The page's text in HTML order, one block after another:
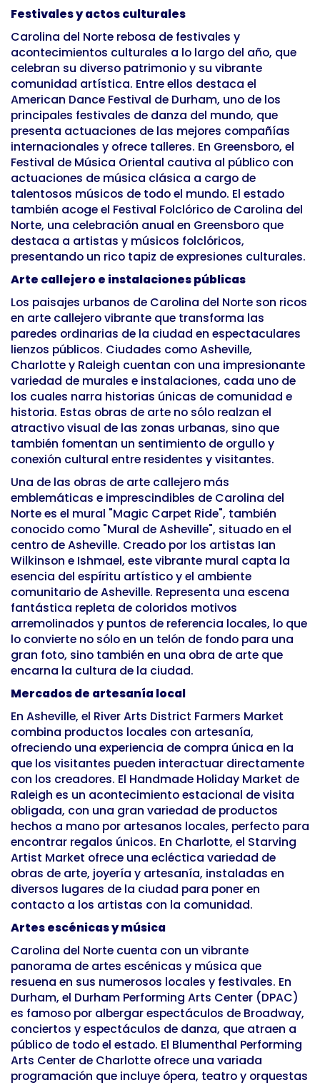
Festivales y actos culturales
Carolina del Norte rebosa de festivales y
acontecimientos culturales a lo largo del año, que
celebran su diverso patrimonio y su vibrante
comunidad artística. Entre ellos destaca el
American Dance Festival de Durham, uno de los
principales festivales de danza del mundo, que
presenta actuaciones de las mejores compañías
internacionales y ofrece talleres. En Greensboro, el
Festival de Música Oriental cautiva al público con
actuaciones de música clásica a cargo de
talentosos músicos de todo el mundo. El estado
también acoge el Festival Folclórico de Carolina del
Norte, una celebración anual en Greensboro que
destaca a artistas y músicos folclóricos,
presentando un rico tapiz de expresiones culturales.
Arte callejero e instalaciones públicas
Los paisajes urbanos de Carolina del Norte son ricos
en arte callejero vibrante que transforma las
paredes ordinarias de la ciudad en espectaculares
lienzos públicos. Ciudades como Asheville,
Charlotte y Raleigh cuentan con una impresionante
variedad de murales e instalaciones, cada uno de
los cuales narra historias únicas de comunidad e
historia. Estas obras de arte no sólo realzan el
atractivo visual de las zonas urbanas, sino que
también fomentan un sentimiento de orgullo y
conexión cultural entre residentes y visitantes.
Una de las obras de arte callejero más
emblemáticas e imprescindibles de Carolina del
Norte es el mural "Magic Carpet Ride", también
conocido como "Mural de Asheville", situado en el
centro de Asheville. Creado por los artistas Ian
Wilkinson e Ishmael, este vibrante mural capta la
esencia del espíritu artístico y el ambiente
comunitario de Asheville. Representa una escena
fantástica repleta de coloridos motivos
arremolinados y puntos de referencia locales, lo que
lo convierte no sólo en un telón de fondo para una
gran foto, sino también en una obra de arte que
encarna la cultura de la ciudad.
Mercados de artesanía local
En Asheville, el River Arts District Farmers Market
combina productos locales con artesanía,
ofreciendo una experiencia de compra única en la
que los visitantes pueden interactuar directamente
con los creadores. El Handmade Holiday Market de
Raleigh es un acontecimiento estacional de visita
obligada, con una gran variedad de productos
hechos a mano por artesanos locales, perfecto para
encontrar regalos únicos. En Charlotte, el Starving
Artist Market ofrece una ecléctica variedad de
obras de arte, joyería y artesanía, instaladas en
diversos lugares de la ciudad para poner en
contacto a los artistas con la comunidad.
Artes escénicas y música
Carolina del Norte cuenta con un vibrante
panorama de artes escénicas y música que
resuena en sus numerosos locales y festivales. En
Durham, el Durham Performing Arts Center (DPAC)
es famoso por albergar espectáculos de Broadway,
conciertos y espectáculos de danza, que atraen a
público de todo el estado. El Blumenthal Performing
Arts Center de Charlotte ofrece una variada
programación que incluye ópera, teatro y orquestas